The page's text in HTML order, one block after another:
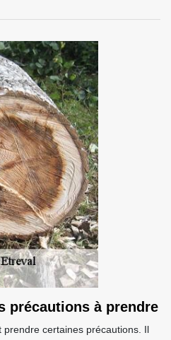
précautions à prendre
prendre certaines précautions. Il